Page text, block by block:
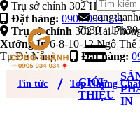
Trụ sở chính 302 Hải
Đặt hàng: 0905 034 034
Trụ sở chính 302 Hải
Xưởng In6-8-10-12 Ngô Thế
Tp Đà Nẵng
Đặt hàng:
7h30 - 17h30
GIỚI
THIỆU
IN
Tin tức Top Những